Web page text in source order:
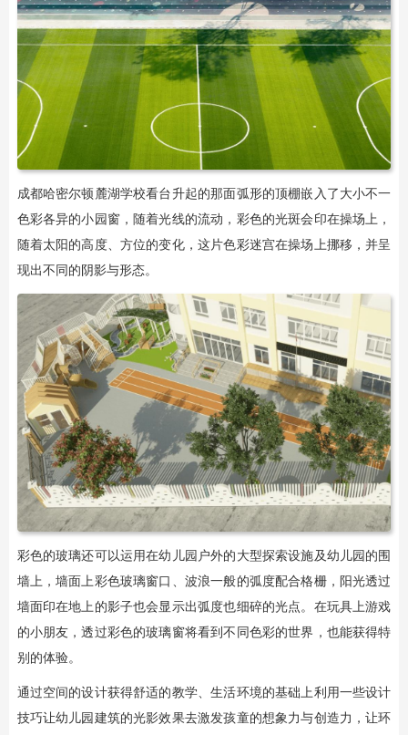
成都哈密尔顿麓湖学校看台升起的那面弧形的顶棚嵌入了大小不一
色彩各异的小园窗，随着光线的流动，彩色的光斑会印在操场上，
随着太阳的高度、方位的变化，这片色彩迷宫在操场上挪移，并呈
现出不同的阴影与形态。
彩色的玻璃还可以运用在幼儿园户外的大型探索设施及幼儿园的围
墙上，墙面上彩色玻璃窗口、波浪一般的弧度配合格栅，阳光透过
墙面印在地上的影子也会显示出弧度也细碎的光点。在玩具上游戏
的小朋友，透过彩色的玻璃窗将看到不同色彩的世界，也能获得特
别的体验。
通过空间的设计获得舒适的教学、生活环境的基础上利用一些设计
技巧让幼儿园建筑的光影效果去激发孩童的想象力与创造力，让环